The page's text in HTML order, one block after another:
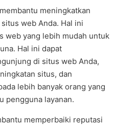
meningkatkan
web Anda. Hal ini
web yang lebih mudah untuk
Hal ini dapat
di situs web Anda,
situs, dan
lebih banyak orang yang
pengguna layanan.
memperbaiki reputasi